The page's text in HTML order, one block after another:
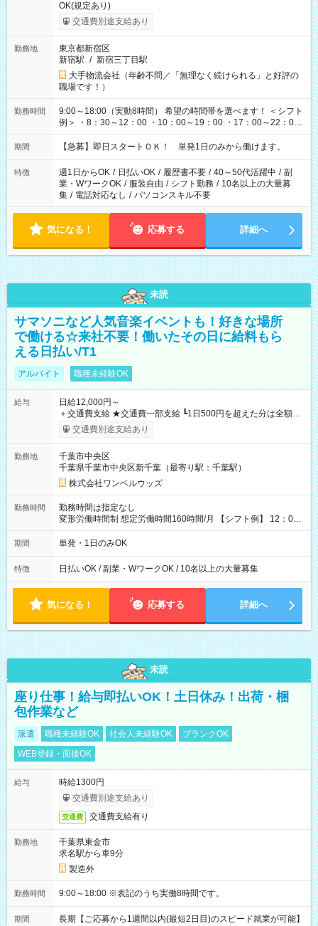
OK(規定あり)
交通費別途支給あり
勤務地
東京都新宿区
新宿駅 / 新宿三丁目駅
大手物流会社（年齢不問／「無理なく続けられる」と好評の
職場です！）
勤務時間
9:00～18:00（実動8時間） 希望の時間帯を選べます！ ＜シフト
例＞ ・8：30～12：00 ・10：00～19：00 ・17：00～22：00
・13：00～22：00 ・22：00～翌6：00 など
期間 【急募】即日スタートＯＫ！ 単発1日のみから働けます。
特徴 週1日からOK / 日払いOK / 履歴書不要 / 40～50代活躍中 / 副
業・WワークOK / 服装自由 / シフト勤務 / 10名以上の大量募
集 / 電話対応なし / パソコンスキル不要
気になる！ 応募する 詳細へ
未読
サマソニなど人気音楽イベントも！好きな場所
で働ける☆来社不要！働いたその日に給料もら
える日払い/T1
アルバイト 職種未経験OK
給与
日給12,000円～
＋交通費支給 ★交通費一部支給 ┗1日500円を超えた分は全額支
給！ ※往復500円以内の方は自己負担となります ★日払いOK！
（規定あり） ┗働いたその日に現金GET♪ お仕事後はコンビニ
なし
交通費別途支給あり
勤務地
千葉市中央区
千葉県千葉市中央区新千葉（最寄り駅：千葉駅）
株式会社ワンベルウッズ
勤務時間
勤務時間は指定なし
変形労働時間制 想定労働時間160時間/月 【シフト例】 12：00
～22：00
期間 単発・1日のみOK
特徴 日払いOK / 副業・WワークOK / 10名以上の大量募集
気になる！ 応募する 詳細へ
未読
座り仕事！給与即払いOK！土日休み！出荷・梱
包作業など
派遣 職種未経験OK 社会人未経験OK
ブランクOK
WEB登録・面接OK
給与
時給1300円
交通費別途支給あり
交通費 交通費支給有り
勤務地
千葉県東金市
求名駅から車9分
製造外
勤務時間 9:00～18:00 ※表記のうち実働8時間です。
期間
長期【ご応募から1週間以内(最短2日目)のスピード就業が可能】